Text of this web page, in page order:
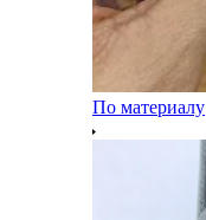
По материалу